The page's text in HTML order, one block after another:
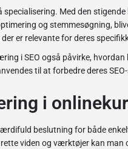
Med den
og stemmesøgning,
er relevante for deres
i SEO også påvirke,
til at forbedre deres
i
beslutning for både
viden og værktøjer kan